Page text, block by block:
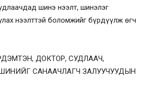
шинэ нээлт, шинэлэг
нээлттэй боломжийг бүрдүүлж өгч
ДОКТОР, СУДЛААЧ,
САНААЧЛАГЧ ЗАЛУУЧУУДЫН